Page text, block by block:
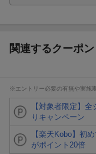
関連するクーポ
※エントリー必要の有無や実施
【対象者限定】
りキャンペーン
【楽天Kobo】初
がポイント20倍